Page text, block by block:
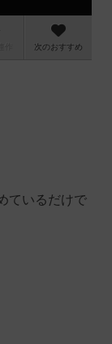
次のおすすめ
ているだけで